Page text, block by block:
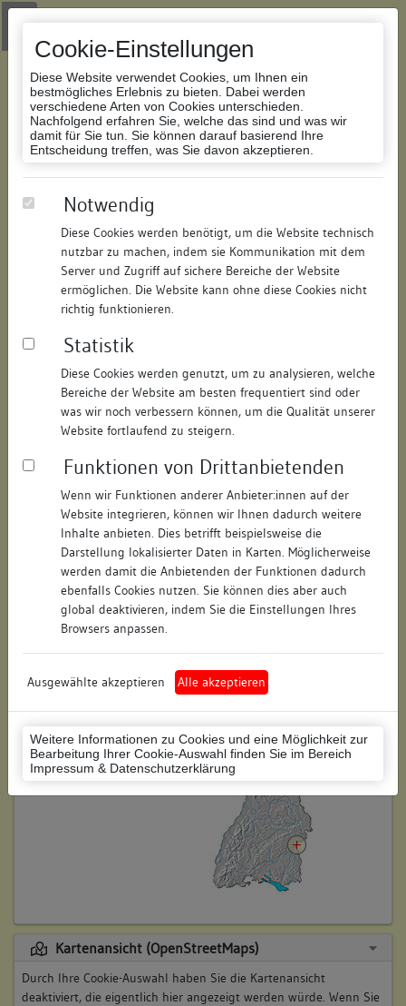
Cookie-Einstellungen
Diese Website verwendet Cookies, um Ihnen ein
bestmögliches Erlebnis zu bieten. Dabei werden
verschiedene Arten von Cookies unterschieden.
Nachfolgend erfahren Sie, welche das sind und was wir
damit für Sie tun. Sie können darauf basierend Ihre
Entscheidung treffen, was Sie davon akzeptieren.
Notwendig
Diese Cookies werden benötigt, um die Website technisch
nutzbar zu machen, indem sie Kommunikation mit dem
Server und Zugriff auf sichere Bereiche der Website
ermöglichen. Die Website kann ohne diese Cookies nicht
richtig funktionieren.
Statistik
Diese Cookies werden genutzt, um zu analysieren, welche
Bereiche der Website am besten frequentiert sind oder
was wir noch verbessern können, um die Qualität unserer
Website fortlaufend zu steigern.
Funktionen von Drittanbietenden
Wenn wir Funktionen anderer Anbieter:innen auf der
Website integrieren, können wir Ihnen dadurch weitere
Inhalte anbieten. Dies betrifft beispielsweise die
Darstellung lokalisierter Daten in Karten. Möglicherweise
werden damit die Anbietenden der Funktionen dadurch
ebenfalls Cookies nutzen. Sie können dies aber auch
global deaktivieren, indem Sie die Einstellungen Ihres
Browsers anpassen.
Ausgewählte akzeptieren Alle akzeptieren
Weitere Informationen zu Cookies und eine Möglichkeit zur
Bearbeitung Ihrer Cookie-Auswahl finden Sie im Bereich
Impressum & Datenschutzerklärung
Zur Navigation springen
Zum Inhalt der Website springen
Datenbank Bauforschung/Restaurierung
139/ Köpfingergasse 5)
192947439511/ Datum: 08.01.2018
Datenbestand:
Bauforschung
Objektdaten
Straße: Neue Straße
Hausnummer:
Postleitzahl: 89073
Stadt-Teilort: Ulm
Regierungsbezirk: Tübingen
Ulm (Stadtkreis)
Flurstücknummer: keine
Historischer Straßenname: Köpfingergasse
Historische Gebäudenummer: 5; A 139
Lage des Wohnplatzes:
Kartenansicht (OpenStreetMaps)
Durch Ihre Cookie-Auswahl haben Sie die Kartenansicht
deaktiviert, die eigentlich hier angezeigt werden würde. Wenn Sie